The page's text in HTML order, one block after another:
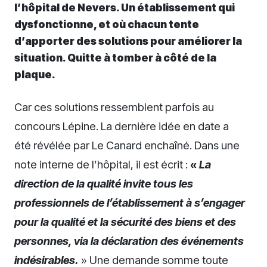
l’hôpital de Nevers. Un établissement qui
dysfonctionne, et où chacun tente
d’apporter des solutions pour améliorer la
situation. Quitte à tomber à côté de la
plaque.
Car ces solutions ressemblent parfois au
concours Lépine. La dernière idée en date a
été révélée par Le Canard enchaîné. Dans une
note interne de l’hôpital, il est écrit : «La
direction de la qualité invite tous les
professionnels de l’établissement à s’engager
pour la qualité et la sécurité des biens et des
personnes, via la déclaration des événements
indésirables. » Une demande somme toute